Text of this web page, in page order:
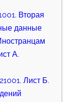
Вторая
данные
А.
Лист Б.